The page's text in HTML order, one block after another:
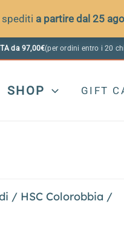
spediti a partire dal 25
da 97,00€(per ordini entro i 20
SHOP GIFT
/ HSC Colorobbia /